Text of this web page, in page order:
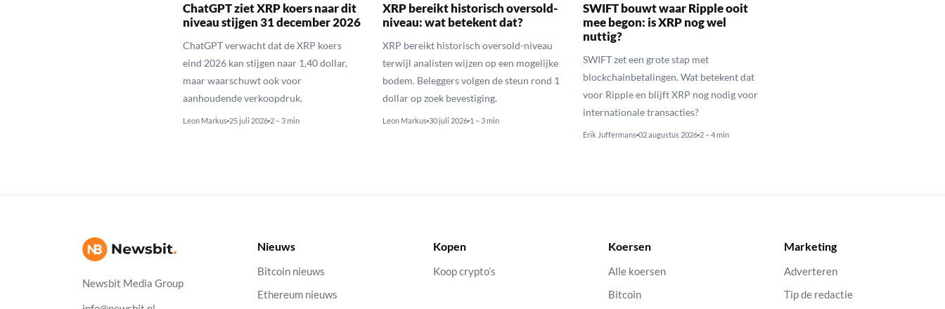
ChatGPT ziet XRP koers naar dit
niveau stijgen 31 december 2026
ChatGPT verwacht dat de XRP koers
eind 2026 kan stijgen naar 1,40 dollar,
maar waarschuwt ook voor
aanhoudende verkoopdruk.
Leon Markus 25 juli 2026 2 – 3 min
XRP bereikt historisch oversold-
niveau: wat betekent dat?
XRP bereikt historisch oversold-niveau
terwijl analisten wijzen op een mogelijke
bodem. Beleggers volgen de steun rond 1
dollar op zoek bevestiging.
Leon Markus 30 juli 2026 1 – 3 min
SWIFT bouwt waar Ripple ooit
mee begon: is XRP nog wel
nuttig?
SWIFT zet een grote stap met
blockchainbetalingen. Wat betekent dat
voor Ripple en blijft XRP nog nodig voor
internationale transacties?
Erik Juffermans 02 augustus 2026 2 – 4 min
Newsbit Media Group
Nieuws
Bitcoin nieuws
Ethereum nieuws
Kopen
Koop crypto’s
Koersen
Alle koersen
Bitcoin
Marketing
Adverteren
Tip de redactie